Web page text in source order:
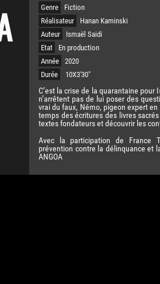
Genre
Fiction
Réalisateur
Hanan Kaminski
Auteur
Ismaël Saidi
Etat
En production
Année
2020
Durée
10X3'30"
C’est la crise de la quarantaine
n’arrêtent pas de lui poser des
vrai du faux, Némo, pigeon expert
temps des écritures des livres
textes fondateurs et découvrir les
Avec la participation de France
prévention contre la délinquance et
ANGOA